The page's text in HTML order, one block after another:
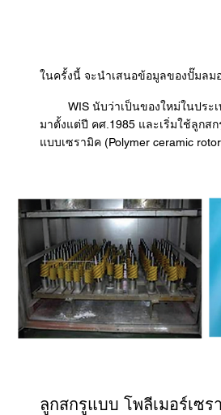
ในครั้งนี้ จะนำเสนอข้อมูลของปั๊มลม
WIS นับว่าเป็นของใหม่ในประเท
มาตั้งแต่ปี คศ.1985 และเริ่มใช้ลูกส
แบบเซรามิค (Polymer ceramic
ลูกสกรูแบบ โพลีเมอร์เซร